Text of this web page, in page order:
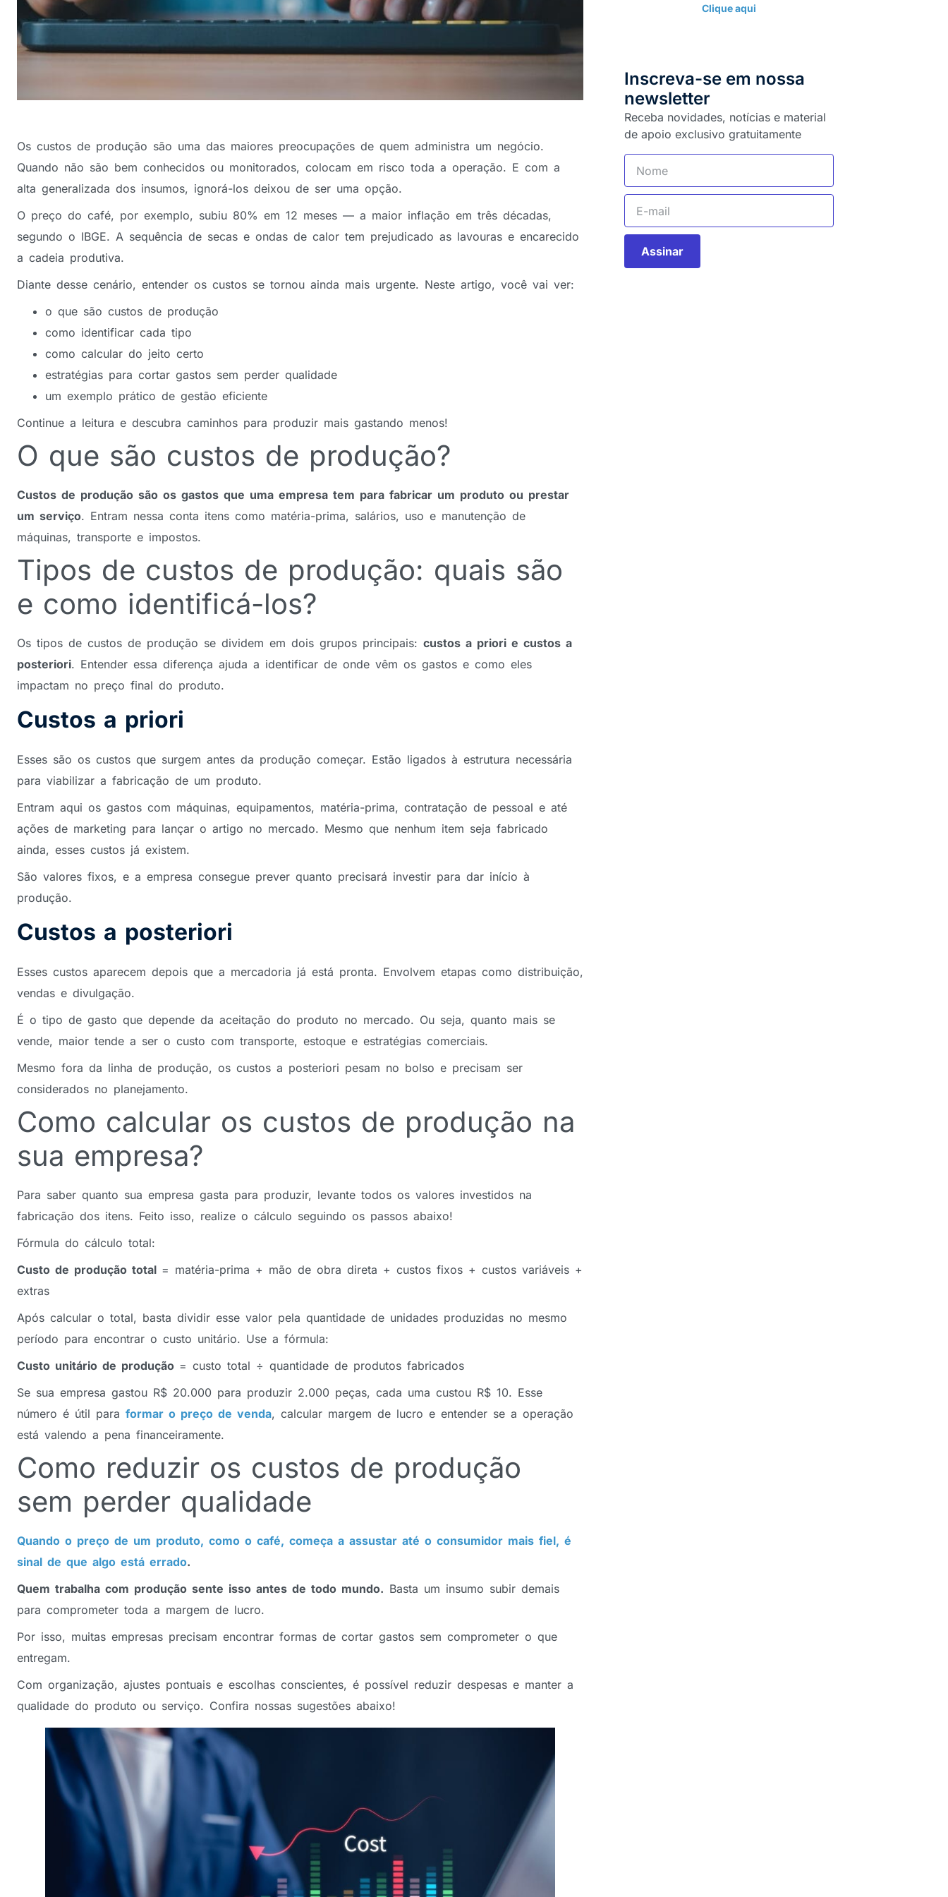
Os custos de produção são uma das maiores preocupações de quem administra um negócio.
Quando não são bem conhecidos ou monitorados, colocam em risco toda a operação. E com a
alta generalizada dos insumos, ignorá-los deixou de ser uma opção.
O preço do café, por exemplo, subiu 80% em 12 meses — a maior inflação em três décadas,
segundo o IBGE. A sequência de secas e ondas de calor tem prejudicado as lavouras e encarecido
a cadeia produtiva.
Diante desse cenário, entender os custos se tornou ainda mais urgente. Neste artigo, você vai ver:
o que são custos de produção
como identificar cada tipo
como calcular do jeito certo
estratégias para cortar gastos sem perder qualidade
um exemplo prático de gestão eficiente
Continue a leitura e descubra caminhos para produzir mais gastando menos!
O que são custos de produção?
Custos de produção são os gastos que uma empresa tem para fabricar um produto ou prestar
um serviço. Entram nessa conta itens como matéria-prima, salários, uso e manutenção de
máquinas, transporte e impostos.
Tipos de custos de produção: quais são
e como identificá-los?
Os tipos de custos de produção se dividem em dois grupos principais: custos a priori e custos a
posteriori. Entender essa diferença ajuda a identificar de onde vêm os gastos e como eles
impactam no preço final do produto.
Custos a priori
Esses são os custos que surgem antes da produção começar. Estão ligados à estrutura necessária
para viabilizar a fabricação de um produto.
Entram aqui os gastos com máquinas, equipamentos, matéria-prima, contratação de pessoal e até
ações de marketing para lançar o artigo no mercado. Mesmo que nenhum item seja fabricado
ainda, esses custos já existem.
São valores fixos, e a empresa consegue prever quanto precisará investir para dar início à
produção.
Custos a posteriori
Esses custos aparecem depois que a mercadoria já está pronta. Envolvem etapas como distribuição,
vendas e divulgação.
É o tipo de gasto que depende da aceitação do produto no mercado. Ou seja, quanto mais se
vende, maior tende a ser o custo com transporte, estoque e estratégias comerciais.
Mesmo fora da linha de produção, os custos a posteriori pesam no bolso e precisam ser
considerados no planejamento.
Como calcular os custos de produção na
sua empresa?
Para saber quanto sua empresa gasta para produzir, levante todos os valores investidos na
fabricação dos itens. Feito isso, realize o cálculo seguindo os passos abaixo!
Fórmula do cálculo total:
Custo de produção total = matéria-prima + mão de obra direta + custos fixos + custos variáveis +
extras
Após calcular o total, basta dividir esse valor pela quantidade de unidades produzidas no mesmo
período para encontrar o custo unitário. Use a fórmula:
Custo unitário de produção = custo total ÷ quantidade de produtos fabricados
Se sua empresa gastou R$ 20.000 para produzir 2.000 peças, cada uma custou R$ 10. Esse
número é útil para formar o preço de venda, calcular margem de lucro e entender se a operação
está valendo a pena financeiramente.
Como reduzir os custos de produção
sem perder qualidade
Quando o preço de um produto, como o café, começa a assustar até o consumidor mais fiel, é
sinal de que algo está errado.
Quem trabalha com produção sente isso antes de todo mundo. Basta um insumo subir demais
para comprometer toda a margem de lucro.
Por isso, muitas empresas precisam encontrar formas de cortar gastos sem comprometer o que
entregam.
Com organização, ajustes pontuais e escolhas conscientes, é possível reduzir despesas e manter a
qualidade do produto ou serviço. Confira nossas sugestões abaixo!
Clique aqui
Inscreva-se em nossa
newsletter
Receba novidades, notícias e material
de apoio exclusivo gratuitamente
Assinar